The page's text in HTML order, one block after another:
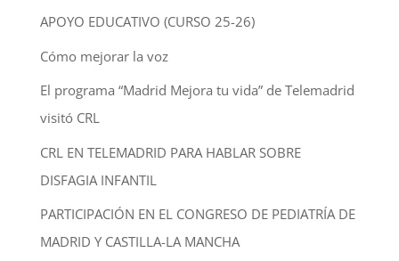
APOYO EDUCATIVO (CURSO 25-26)
Cómo mejorar la voz
El programa “Madrid Mejora tu vida” de Telemadrid
visitó CRL
CRL EN TELEMADRID PARA HABLAR SOBRE
DISFAGIA INFANTIL
PARTICIPACIÓN EN EL CONGRESO DE PEDIATRÍA DE
MADRID Y CASTILLA-LA MANCHA